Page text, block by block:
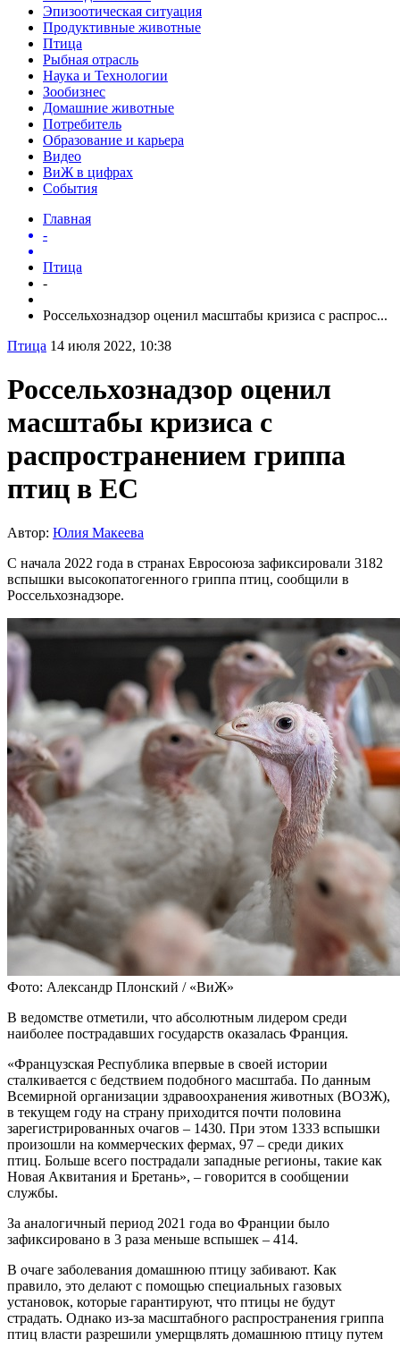
Эпизоотическая ситуация
Продуктивные животные
Птица
Рыбная отрасль
Наука и Технологии
Зообизнес
Домашние животные
Потребитель
Образование и карьера
Видео
ВиЖ в цифрах
События
Главная
-
Птица
-
Россельхознадзор оценил масштабы кризиса с распрос...
Птица 14 июля 2022, 10:38
Россельхознадзор оценил
масштабы кризиса с
распространением гриппа
птиц в ЕС
Автор: Юлия Макеева
С начала 2022 года в странах Евросоюза зафиксировали 3182
вспышки высокопатогенного гриппа птиц, сообщили в
Россельхознадзоре.
Фото: Александр Плонский / «ВиЖ»
В ведомстве отметили, что абсолютным лидером среди
наиболее пострадавших государств оказалась Франция.
«Французская Республика впервые в своей истории
сталкивается с бедствием подобного масштаба. По данным
Всемирной организации здравоохранения животных (ВОЗЖ),
в текущем году на страну приходится почти половина
зарегистрированных очагов – 1430. При этом 1333 вспышки
произошли на коммерческих фермах, 97 – среди диких
птиц. Больше всего пострадали западные регионы, такие как
Новая Аквитания и Бретань», – говорится в сообщении
службы.
За аналогичный период 2021 года во Франции было
зафиксировано в 3 раза меньше вспышек – 414.
В очаге заболевания домашнюю птицу забивают. Как
правило, это делают с помощью специальных газовых
установок, которые гарантируют, что птицы не будут
страдать. Однако из-за масштабного распространения гриппа
птиц власти разрешили умерщвлять домашнюю птицу путем